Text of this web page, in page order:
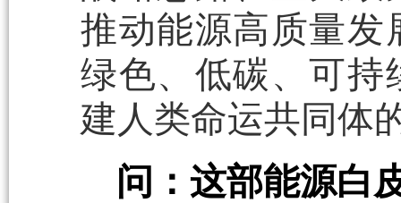
推动能源高质量发
绿色、低碳、可持
建人类命运共同体
问：这部能源白